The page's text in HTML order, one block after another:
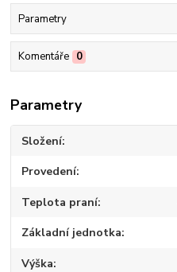
Parametry
Komentáře 0
Parametry
Složení
Provedení
Teplota praní
Základní jednotka
Výška